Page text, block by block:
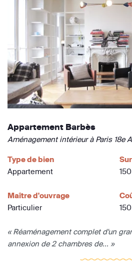
Appartement Barbès
Aménagement intérieur à Paris 18e
Type de bien
Appartement
Maître d'ouvrage
Particulier
« Réaménagement complet d'un
annexion de 2 chambres de... »